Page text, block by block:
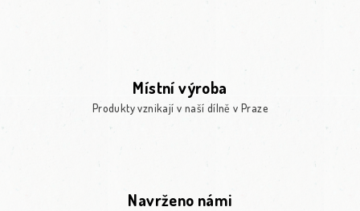
Místní výroba
Produkty vznikají v naší dílně v Praze
Navrženo námi